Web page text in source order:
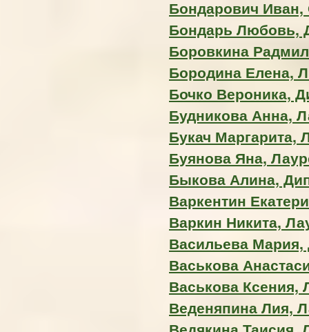
Бондарович Иван,
Бондарь Любовь,
Боровкина
Бородина Елена,
Бочко Вероника,
Будникова Анна,
Букач Маргарита,
Буянова Яна,
Быкова Алина,
Варкентин
Варкин Никита,
Васильева
Васькова
Васькова Ксения,
Веденяпина Лия,